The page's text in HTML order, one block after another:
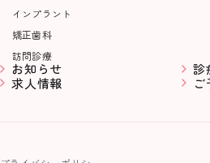
インプラント
矯正歯科
訪問診療
お知らせ
診
求人情報
ご